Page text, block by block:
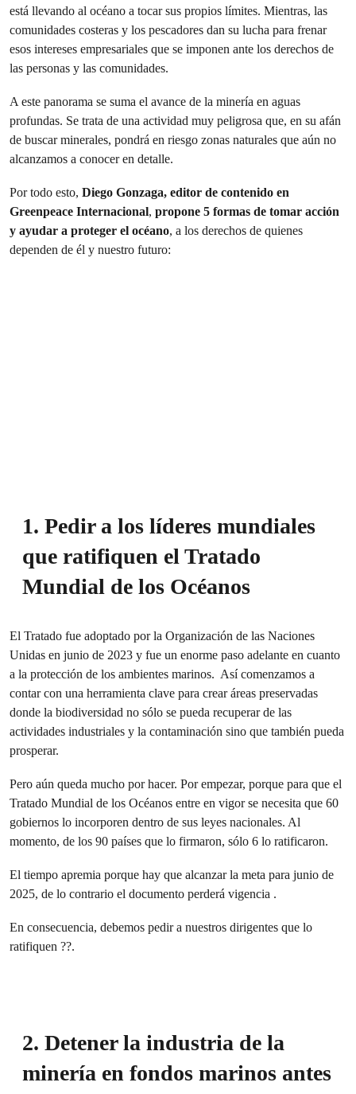
está llevando al océano a tocar sus propios límites. Mientras, las
comunidades costeras y los pescadores dan su lucha para frenar
esos intereses empresariales que se imponen ante los derechos de
las personas y las comunidades.
A este panorama se suma el avance de la minería en aguas
profundas. Se trata de una actividad muy peligrosa que, en su afán
de buscar minerales, pondrá en riesgo zonas naturales que aún no
alcanzamos a conocer en detalle.
Por todo esto, Diego Gonzaga, editor de contenido en
Greenpeace Internacional, propone 5 formas de tomar acción
y ayudar a proteger el océano, a los derechos de quienes
dependen de él y nuestro futuro:
1. Pedir a los líderes mundiales
que ratifiquen el Tratado
Mundial de los Océanos
El Tratado fue adoptado por la Organización de las Naciones
Unidas en junio de 2023 y fue un enorme paso adelante en cuanto
a la protección de los ambientes marinos. Así comenzamos a
contar con una herramienta clave para crear áreas preservadas
donde la biodiversidad no sólo se pueda recuperar de las
actividades industriales y la contaminación sino que también pueda
prosperar.
Pero aún queda mucho por hacer. Por empezar, porque para que el
Tratado Mundial de los Océanos entre en vigor se necesita que 60
gobiernos lo incorporen dentro de sus leyes nacionales. Al
momento, de los 90 países que lo firmaron, sólo 6 lo ratificaron.
El tiempo apremia porque hay que alcanzar la meta para junio de
2025, de lo contrario el documento perderá vigencia .
En consecuencia, debemos pedir a nuestros dirigentes que lo
ratifiquen ??.
2. Detener la industria de la
minería en fondos marinos antes